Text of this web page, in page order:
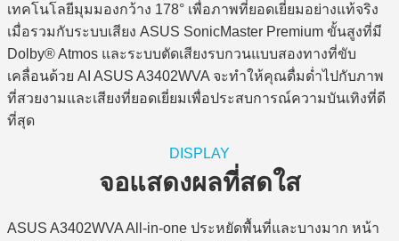
เทคโนโลยีมุมมองกว้าง 178° เพื่อภาพที่ยอดเยี่ยมอย่างแท้จริง
เมื่อรวมกับระบบเสียง ASUS SonicMaster Premium ขั้นสูงที่มี
Dolby® Atmos และระบบตัดเสียงรบกวนแบบสองทางที่ขับ
เคลื่อนด้วย AI ASUS A3402WVA จะทำให้คุณดื่มด่ำไปกับภาพ
ที่สวยงามและเสียงที่ยอดเยี่ยมเพื่อประสบการณ์ความบันเทิงที่ดี
ที่สุด
DISPLAY
จอแสดงผลที่สดใส
ASUS A3402WVA All-in-one ประหยัดพื้นที่และบางมาก หน้า